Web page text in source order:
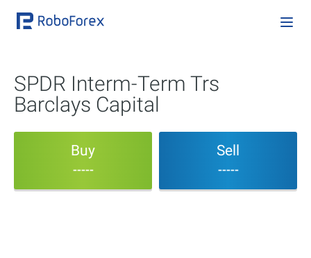
SPDR Interm-Term Trs
Barclays Capital
Buy
-----
Sell
-----